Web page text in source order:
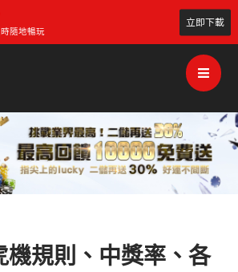
隨地暢玩
立即下載
機規則、中獎率、各